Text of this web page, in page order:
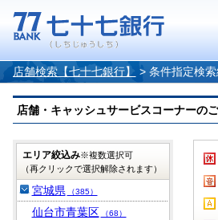
店舗検索【七十七銀行】 > 条件指定検
店舗・キャッシュサービスコーナー
エリア絞込み※複数選択可
（再クリックで選択解除されます）
宮城県 （385）
仙台市青葉区 （68）